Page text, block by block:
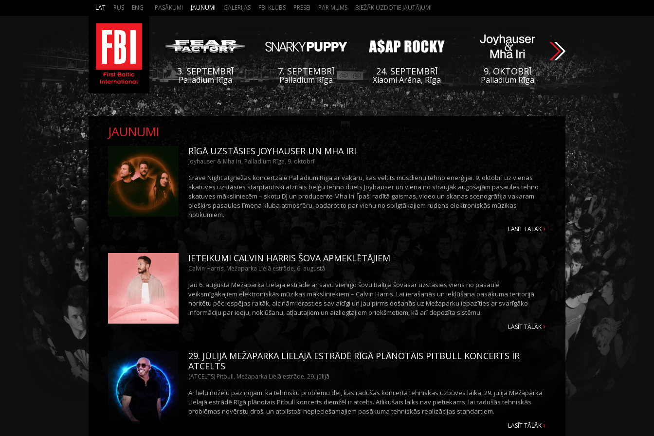
LAT RUS ENG PASĀKUMI JAUNUMI GALERIJAS FBI KLUBS PRESEI PAR MUMS BIEŽĀK UZDOTIE JAUTĀJUMI
3. SEPTEMBRĪ
Palladium Rīga
7. SEPTEMBRĪ
Palladium Rīga
24. SEPTEMBRĪ
Xiaomi Arēna, Rīga
9. OKTOBRĪ
Palladium Rīga
JAUNUMI
RĪGĀ UZSTĀSIES JOYHAUSER UN MHA IRI
Joyhauser & Mha Iri, Palladium Rīga, 9. oktobrī
Crave Night atgriežas koncertzālē Palladium Rīga ar vakaru, kas veltīts mūsdienu tehno enerģijai. 9. oktobrī uz vienas
skatuves uzstāsies starptautiski atzītais beļģu tehno duets Joyhauser un viena no straujāk augošajām pasaules tehno
skatuves māksliniecēm – skotu DJ un producente Mha Iri. Īpaši radītā gaismas, video un skaņas scenogrāfija vakaram
piešķirs pasaules līmeņa kluba atmosfēru, padarot to par vienu no spilgtākajiem rudens elektroniskās mūzikas
notikumiem.
LASĪT TĀLĀK
IETEIKUMI CALVIN HARRIS ŠOVA APMEKLĒTĀJIEM
Calvin Harris, Mežaparka Lielā estrāde, 6. augustā
Jau 6. augustā Mežaparka Lielajā estrādē ar savu vienīgo šovu Baltijā šovasar uzstāsies viens no pasaulē
veiksmīgākajiem elektroniskās mūzikas māksliniekiem – Calvin Harris. Lai ierašanās un iekļūšana pasākuma teritorijā
noritētu pēc iespējas raitāk, aicinām ierasties savlaicīgi un jau pirms došanās uz Mežaparku iepazīties ar svarīgāko
informāciju par ieeju, nokļūšanu, atļautajiem un aizliegtajiem priekšmetiem, kā arī depozīta sistēmu.
LASĪT TĀLĀK
29. JŪLIJĀ MEŽAPARKA LIELAJĀ ESTRĀDĒ RĪGĀ PLĀNOTAIS PITBULL KONCERTS IR
ATCELTS
(ATCELTS) Pitbull, Mežaparka Lielā estrāde, 29. jūlijā
Ar lielu nožēlu paziņojam, ka tehnisku problēmu dēļ, kas radušās koncerta tehniskās uzbūves laikā, 29. jūlijā Mežaparka
Lielajā estrādē Rīgā plānotais Pitbull koncerts diemžēl ir atcelts. Atlikušais laiks nav pietiekams, lai radušās tehniskās
problēmas novērstu droši un atbilstoši nepieciešamajiem pasākuma tehniskās realizācijas standartiem.
LASĪT TĀLĀK